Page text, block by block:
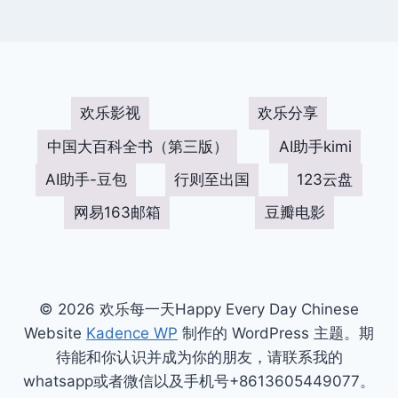
欢乐影视
欢乐分享
中国大百科全书（第三版）
AI助手kimi
AI助手-豆包
行则至出国
123云盘
网易163邮箱
豆瓣电影
© 2026 欢乐每一天Happy Every Day Chinese
Website Kadence WP 制作的 WordPress 主题。期
待能和你认识并成为你的朋友，请联系我的
whatsapp或者微信以及手机号+8613605449077。